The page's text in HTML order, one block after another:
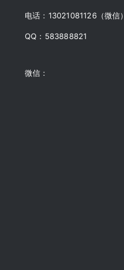
电话：13021081126（微信）
QQ：583888821
微信：